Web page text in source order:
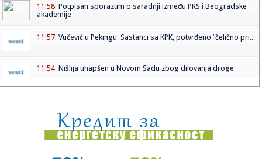
11:58: Potpisan sporazum o saradnji između PKS i Beogradske
akademije
11:57: Vučević u Pekingu: Sastanci sa KPK, potvrđeno “čelično pri...
11:54: Nišlija uhapšen u Novom Sadu zbog dilovanja droge
11:50:Lančani sudar u Novom Sadu: Gradski autobus se zakucao
u kolonu...